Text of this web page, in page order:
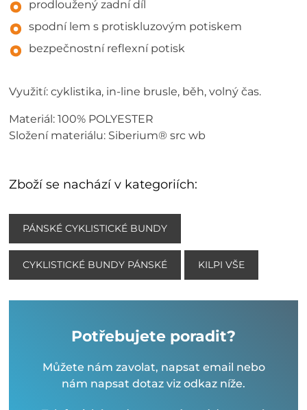
prodloužený zadní díl
spodní lem s protiskluzovým potiskem
bezpečnostní reflexní potisk
Využití: cyklistika, in-line brusle, běh, volný čas.
Materiál: 100% POLYESTER
Složení materiálu: Siberium® src wb
Zboží se nachází v kategoriích:
PÁNSKÉ CYKLISTICKÉ BUNDY
CYKLISTICKÉ BUNDY PÁNSKÉ KILPI VŠE
Potřebujete poradit?
Můžete nám zavolat, napsat email nebo
nám napsat dotaz viz odkaz níže.